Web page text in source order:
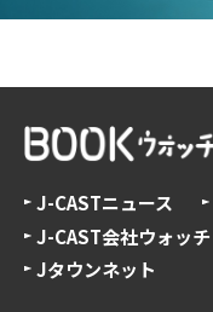
J-CASTニュース
J-CAST会社ウォッチ
Jタウンネット